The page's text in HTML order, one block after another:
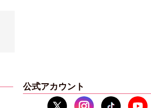
公式アカウント